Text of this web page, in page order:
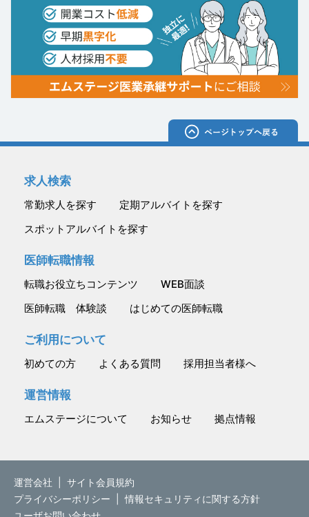
求人検索
常勤求人を探す
定期アルバイトを探す
スポットアルバイトを探す
医師転職情報
転職お役立ちコンテンツ
WEB面談
医師転職 体験談
はじめての医師転職
ご利用について
初めての方 よくある質問 採用担当者様へ
運営情報
エムステージについて お知らせ 拠点情報
運営会社
サイト会員規約
プライバシーポリシー
情報セキュリティに関する方針